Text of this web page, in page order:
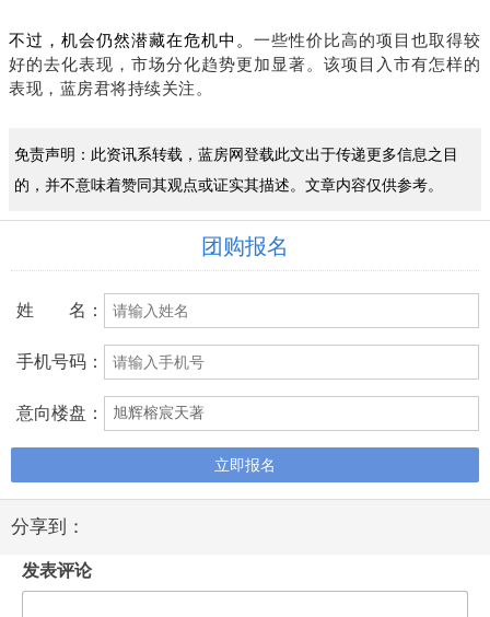
不过，机会仍然潜藏在危机中。一些性价比高的项目也取得较
好的去化表现，市场分化趋势更加显著。该项目入市有怎样的
表现，蓝房君将持续关注。
免责声明：此资讯系转载，蓝房网登载此文出于传递更多信息之目
的，并不意味着赞同其观点或证实其描述。文章内容仅供参考。
团购报名
姓 名：
手机号码：
意向楼盘：
立即报名
分享到：
发表评论